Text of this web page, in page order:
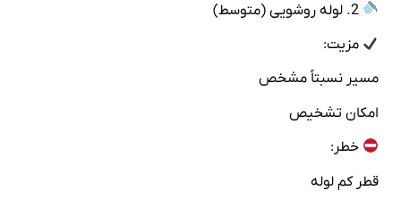
2. لوله روشویی (متوسط)
مزیت:
مسیر نسبتاً مشخص
امکان تشخیص
خطر:
قطر کم لوله